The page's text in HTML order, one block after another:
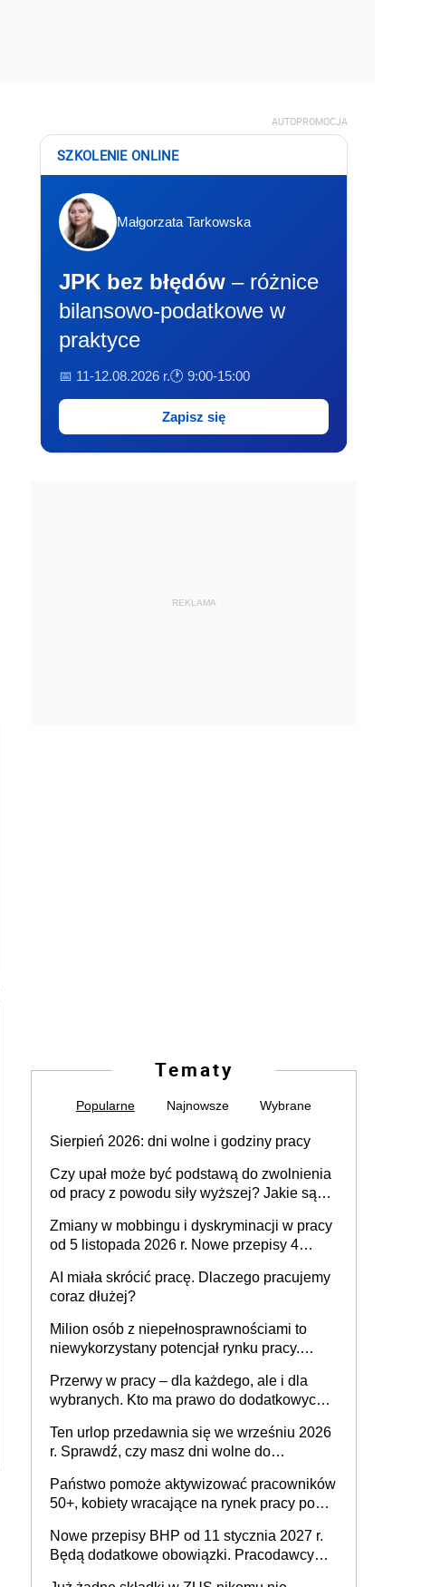
AUTOPROMOCJA
SZKOLENIE ONLINE
Małgorzata Tarkowska
JPK bez błędów – różnice
bilansowo-podatkowe w
praktyce
📅 11-12.08.2026 r.🕐 9:00-15:00
Zapisz się
REKLAMA
Tematy
Popularne Najnowsze Wybrane
Sierpień 2026: dni wolne i godziny pracy
Czy upał może być podstawą do zwolnienia
od pracy z powodu siły wyższej? Jakie są
Zmiany w mobbingu i dyskryminacji w pracy
od 5 listopada 2026 r. Nowe przepisy 4
Ustaw
AI miała skrócić pracę. Dlaczego pracujemy
coraz dłużej?
Milion osób z niepełnosprawnościami to
niewykorzystany potencjał rynku pracy.
dofinansowań czy refundacji, ale bariery po
stronie systemu i świadomości
pracodawców [WYWIAD]
Przerwy w pracy – dla każdego, ale i dla
wybranych. Kto ma prawo do dodatkowych
Ten urlop przedawnia się we wrześniu 2026
r. Sprawdź, czy masz dni wolne do
Państwo pomoże aktywizować pracowników
50+, kobiety wracające na rynek pracy po
osoby neuroatypowe. Powstanie Fundusz
na rzecz Inkluzywności w Zatrudnianiu?
Nowe przepisy BHP od 11 stycznia 2027 r.
Będą dodatkowe obowiązki. Pracodawcy